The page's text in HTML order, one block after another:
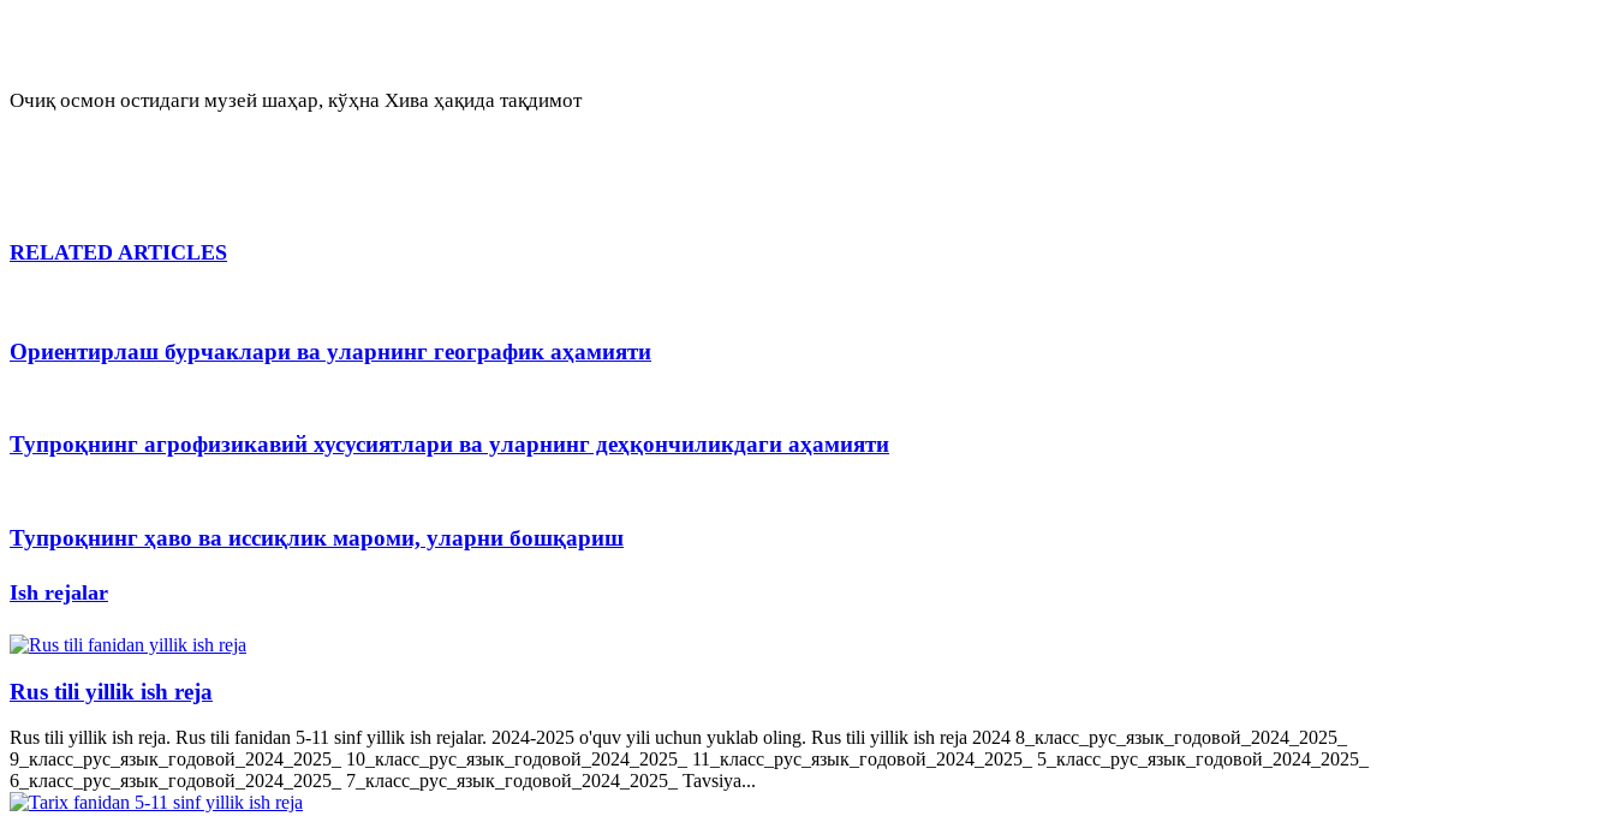
Очиқ осмон остидаги музей шаҳар, кўҳна Хива ҳақида тақдимот
RELATED ARTICLES
Ориентирлаш бурчаклари ва уларнинг географик аҳамияти
Тупроқнинг агрофизикавий хусусиятлари ва уларнинг деҳқончиликдаги аҳамияти
Тупроқнинг ҳаво ва иссиқлик мароми, уларни бошқариш
Ish rejalar
Rus tili yillik ish reja
Rus tili yillik ish reja. Rus tili fanidan 5-11 sinf yillik ish rejalar. 2024-2025 o'quv yili uchun yuklab oling. Rus tili yillik ish reja 2024 8_класс_рус_язык_годовой_2024_2025_
9_класс_рус_язык_годовой_2024_2025_ 10_класс_рус_язык_годовой_2024_2025_ 11_класс_рус_язык_годовой_2024_2025_ 5_класс_рус_язык_годовой_2024_2025_
6_класс_рус_язык_годовой_2024_2025_ 7_класс_рус_язык_годовой_2024_2025_ Tavsiya...